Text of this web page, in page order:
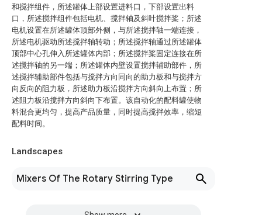
和搅拌组件，所述罐体上部设置进料口，下部设置出料
口，所述搅拌组件包括电机、搅拌轴及斜叶搅拌桨；所述
电机设置在所述罐体顶部外侧，与所述搅拌轴一端连接，
所述电机驱动所述搅拌轴转动；所述搅拌轴通过所述罐体
顶部中心孔伸入所述罐体内部；所述搅拌桨固定连接在所
述搅拌轴的另一端；所述罐体内壁设置搅拌辅助部件，所
述搅拌辅助部件包括与搅拌方向同向的助力板和与搅拌方
向反向的阻力板，所述助力板沿搅拌方向斜向上布置；所
述阻力板沿搅拌方向斜向下布置。该自动化的配料罐使物
料混合更均匀，提高产品质量，同时提高搅拌效率，缩短
配料时间。
Landscapes
Mixers Of The Rotary Stirring Type